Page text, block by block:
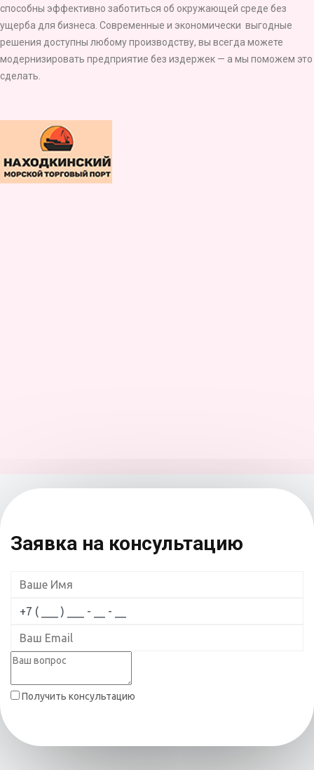
способны эффективно заботиться об окружающей среде без
ущерба для бизнеса. Современные и экономически выгодные
решения доступны любому производству, вы всегда можете
модернизировать предприятие без издержек — а мы поможем это
сделать.
Заявка на консультацию
Получить консультацию